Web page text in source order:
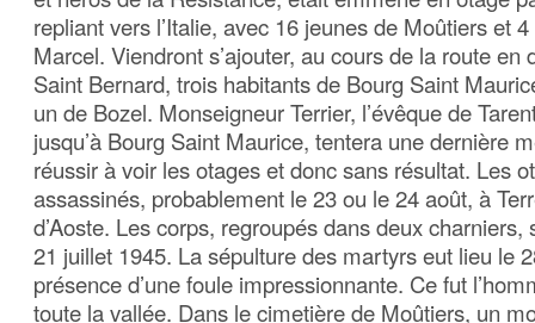
repliant vers l’Italie, avec 16 jeunes de Moûtiers et
Marcel. Viendront s’ajouter, au cours de la route en
Saint Bernard, trois habitants de Bourg Saint
un de Bozel. Monseigneur Terrier, l’évêque de
jusqu’à Bourg Saint Maurice, tentera une dernière
réussir à voir les otages et donc sans résultat. Les
assassinés, probablement le 23 ou le 24 août, à
d’Aoste. Les corps, regroupés dans deux charniers,
21 juillet 1945. La sépulture des martyrs eut lieu le
présence d’une foule impressionnante. Ce fut
toute la vallée. Dans le cimetière de Moûtiers, un